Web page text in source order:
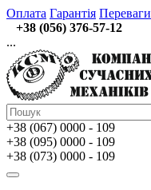
Оплата Гарантія Переваги
+38 (056) 376-57-12
...
+38 (067) 0000 - 109
+38 (095) 0000 - 109
+38 (073) 0000 - 109